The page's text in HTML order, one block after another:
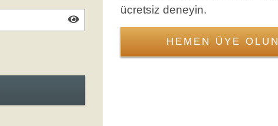
Giriş Formuna Atla
ücretsiz deneyin.
HEMEN ÜYE OLUN